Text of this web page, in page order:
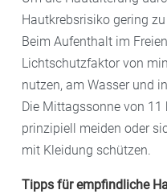
Hautkrebsrisiko gering
Beim Aufenthalt im
Lichtschutzfaktor von
nutzen, am Wasser und
Die Mittagssonne von
prinzipiell meiden oder
mit Kleidung schützen.
Tipps für empfindliche